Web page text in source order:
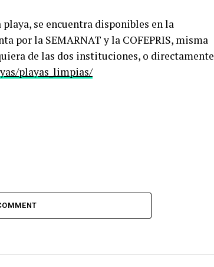
se encuentra disponibles en la
por la SEMARNAT y la COFEPRIS, misma
de las dos instituciones, o directamente
playas_limpias/